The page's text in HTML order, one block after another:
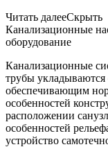
Читать далееСкрыть
Канализационные
оборудование
Канализационные
трубы
обеспечивающим
особенностей
расположении
особенностей
устройство